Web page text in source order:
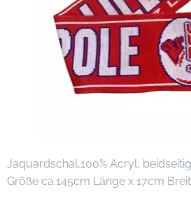
Jaquardschal,100% Acryl,
Größe ca.145cm Länge x 17cm